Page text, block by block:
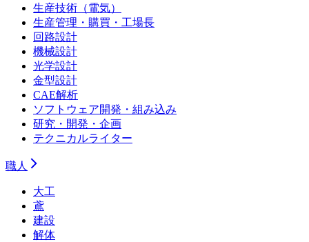
生産技術（電気）
生産管理・購買・工場長
回路設計
機械設計
光学設計
金型設計
CAE解析
ソフトウェア開発・組み込み
研究・開発・企画
テクニカルライター
職人
大工
鳶
建設
解体